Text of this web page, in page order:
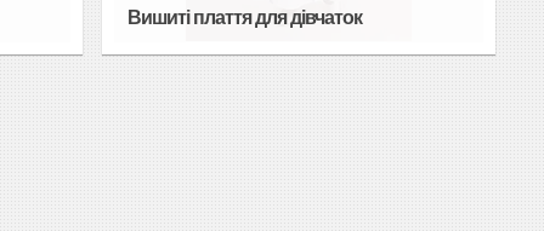
Вишиті плаття для дівчаток